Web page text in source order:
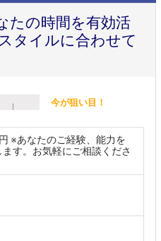
たの時間を有効活
タイルに合わせて
今が狙い目！
※あなたのご経験、能力を
す。お気軽にご相談くださ